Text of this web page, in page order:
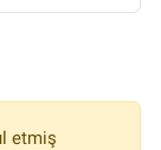
etmiş